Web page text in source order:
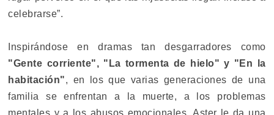
celebrarse”.
Inspirándose en dramas tan desgarradores como
"Gente corriente", "La tormenta de hielo" y "En la
habitación", en los que varias generaciones de una
familia se enfrentan a la muerte, a los problemas
mentales y a los abusos emocionales, Aster le da una